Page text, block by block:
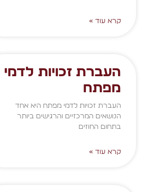
קרא עוד »
העברת זכויות לדמי
מפתח
העברת זכויות לדמי מפתח היא אחד
הנושאים המרכזיים והרגישים ביותר
בתחום החוזים
קרא עוד »